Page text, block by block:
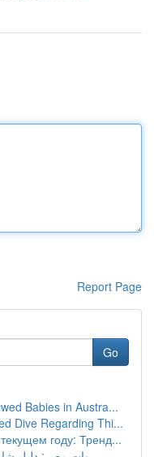
Report Page
Go
Babies in Austra...
Dive Regarding Thi...
году: Тренд...